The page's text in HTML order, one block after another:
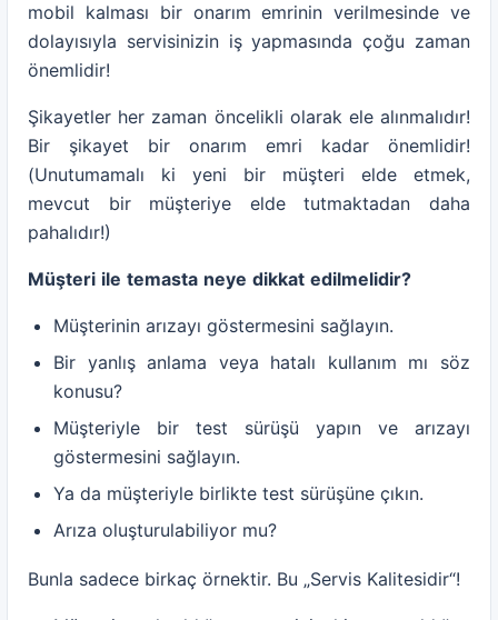
mobil kalması bir onarım emrinin verilmesinde ve
dolayısıyla servisinizin iş yapmasında çoğu zaman
önemlidir!
Şikayetler her zaman öncelikli olarak ele alınmalıdır!
Bir şikayet bir onarım emri kadar önemlidir!
(Unutumamalı ki yeni bir müşteri elde etmek,
mevcut bir müşteriye elde tutmaktadan daha
pahalıdır!)
Müşteri ile temasta neye dikkat edilmelidir?
Müşterinin arızayı göstermesini sağlayın.
Bir yanlış anlama veya hatalı kullanım mı söz
konusu?
Müşteriyle bir test sürüşü yapın ve arızayı
göstermesini sağlayın.
Ya da müşteriyle birlikte test sürüşüne çıkın.
Arıza oluşturulabiliyor mu?
Bunla sadece birkaç örnektir. Bu „Servis Kalitesidir“!